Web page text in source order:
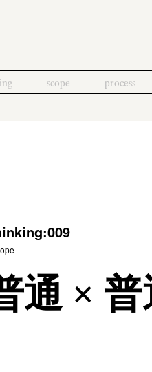
scope process
通 ×